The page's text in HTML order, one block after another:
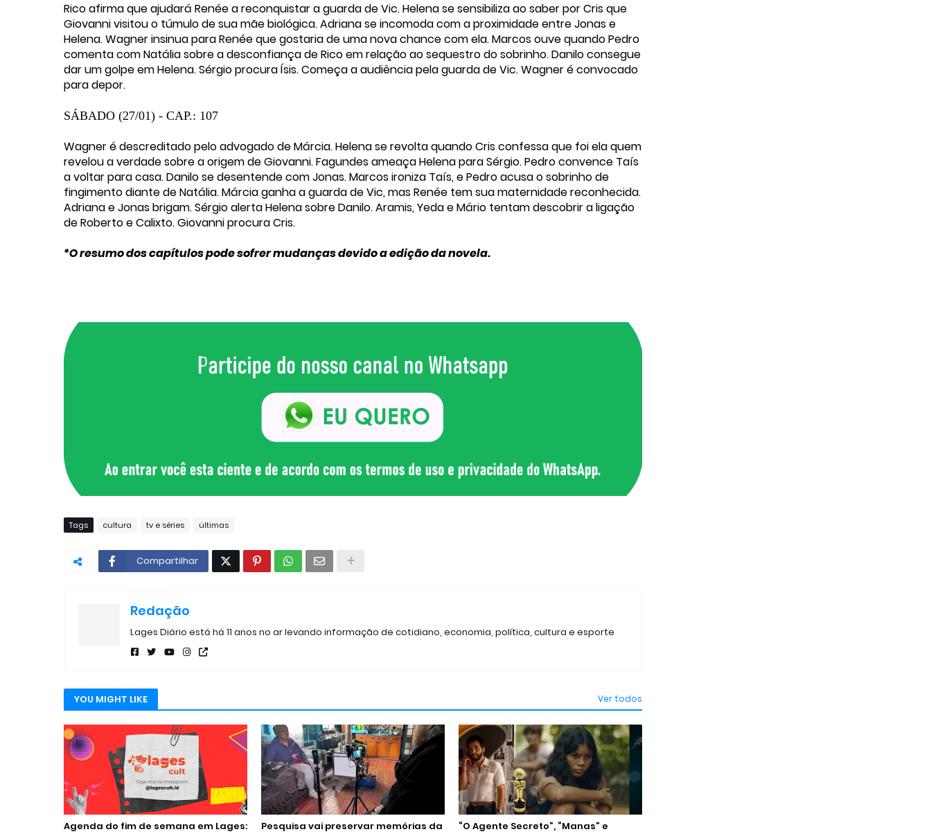
Rico afirma que ajudará Renée a reconquistar a guarda de Vic. Helena se sensibiliza ao saber por Cris que
Giovanni visitou o túmulo de sua mãe biológica. Adriana se incomoda com a proximidade entre Jonas e
Helena. Wagner insinua para Renée que gostaria de uma nova chance com ela. Marcos ouve quando Pedro
comenta com Natália sobre a desconfiança de Rico em relação ao sequestro do sobrinho. Danilo consegue
dar um golpe em Helena. Sérgio procura Ísis. Começa a audiência pela guarda de Vic. Wagner é convocado
para depor.
SÁBADO (27/01) - CAP.: 107
Wagner é descreditado pelo advogado de Márcia. Helena se revolta quando Cris confessa que foi ela quem
revelou a verdade sobre a origem de Giovanni. Fagundes ameaça Helena para Sérgio. Pedro convence Taís
a voltar para casa. Danilo se desentende com Jonas. Marcos ironiza Taís, e Pedro acusa o sobrinho de
fingimento diante de Natália. Márcia ganha a guarda de Vic, mas Renée tem sua maternidade reconhecida.
Adriana e Jonas brigam. Sérgio alerta Helena sobre Danilo. Aramis, Yeda e Mário tentam descobrir a ligação
de Roberto e Calixto. Giovanni procura Cris.
*O resumo dos capítulos pode sofrer mudanças devido a edição da novela.
Tags cultura tv e séries últimas
Compartilhar
Redação
Lages Diário está há 11 anos no ar levando informação de cotidiano, economia, política, cultura e esporte
YOU MIGHT LIKE Ver todos
Agenda do fim de semana em Lages:
Pesquisa vai preservar memórias da
“O Agente Secreto”, “Manas” e